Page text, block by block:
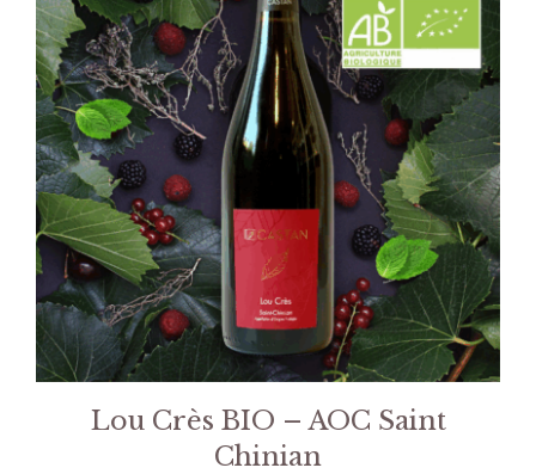
Lou Crès BIO – AOC Saint
Chinian